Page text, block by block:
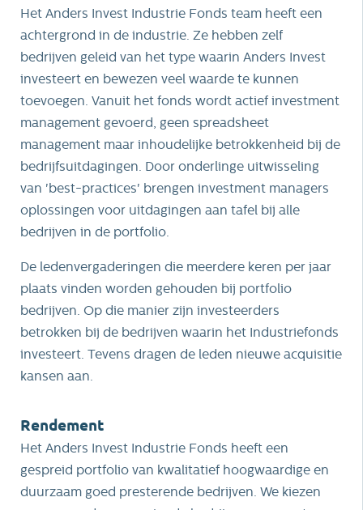
Het Anders Invest Industrie Fonds team heeft een
achtergrond in de industrie. Ze hebben zelf
bedrijven geleid van het type waarin Anders Invest
investeert en bewezen veel waarde te kunnen
toevoegen. Vanuit het fonds wordt actief investment
management gevoerd, geen spreadsheet
management maar inhoudelijke betrokkenheid bij de
bedrijfsuitdagingen. Door onderlinge uitwisseling
van 'best-practices' brengen investment managers
oplossingen voor uitdagingen aan tafel bij alle
bedrijven in de portfolio.
De ledenvergaderingen die meerdere keren per jaar
plaats vinden worden gehouden bij portfolio
bedrijven. Op die manier zijn investeerders
betrokken bij de bedrijven waarin het Industriefonds
investeert. Tevens dragen de leden nieuwe acquisitie
kansen aan.
Rendement
Het Anders Invest Industrie Fonds heeft een
gespreid portfolio van kwalitatief hoogwaardige en
duurzaam goed presterende bedrijven. We kiezen